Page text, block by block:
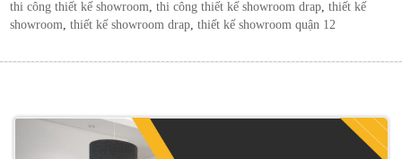
thi công thiết kế showroom,thi công thiết kế showroom drap,thiết kế
showroom,thiết kế showroom drap,thiết kế showroom quận 12